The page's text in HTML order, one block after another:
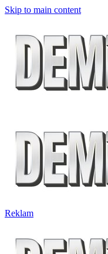
Skip to main content
Reklam